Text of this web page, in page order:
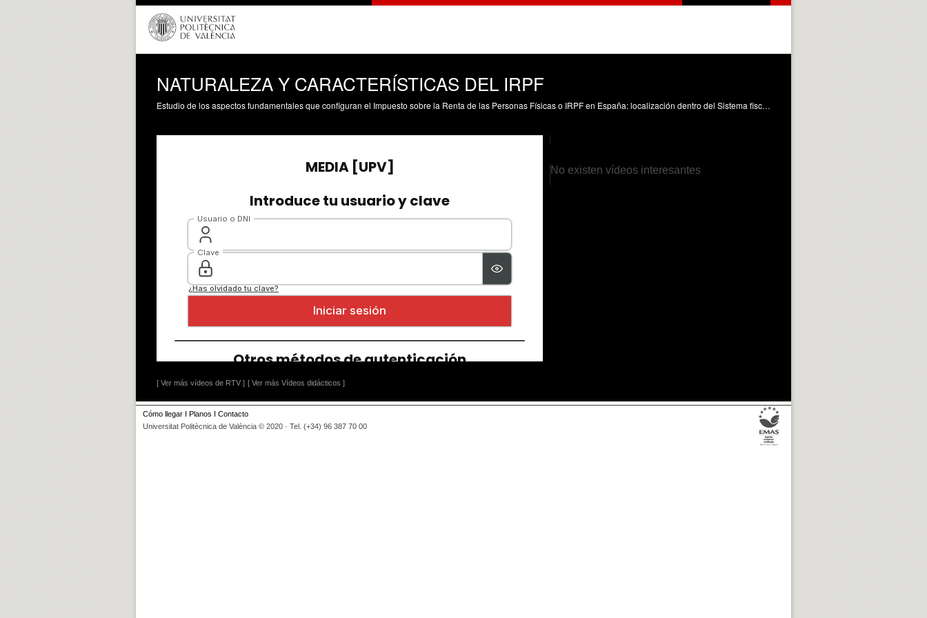
NATURALEZA Y CARACTERÍSTICAS DEL IRPF
Estudio de los aspectos fundamentales que configuran el Impuesto sobre la Renta de las Personas Físicas o IRPF en España: localización dentro del Sistema fiscal español ,normativa y características generales Sarasa Pérez, CP. (2016). NATURALEZA Y CARACTERÍSTICAS DEL IRPF. https://riunet.upv.es/handle/10251/67130 DER
[ Ver más vídeos de RTV ] [ Ver más Vídeos didácticos ]
No existen vídeos interesantes
Cómo llegar I Planos I Contacto
Universitat Politècnica de València © 2020 · Tel. (+34) 96 387 70 00